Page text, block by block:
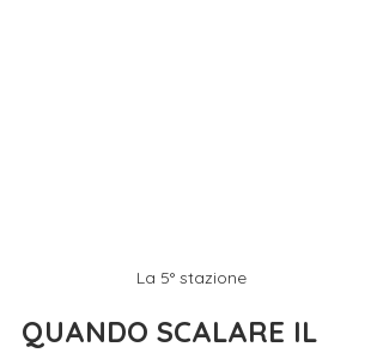
La 5° stazione
QUANDO SCALARE IL